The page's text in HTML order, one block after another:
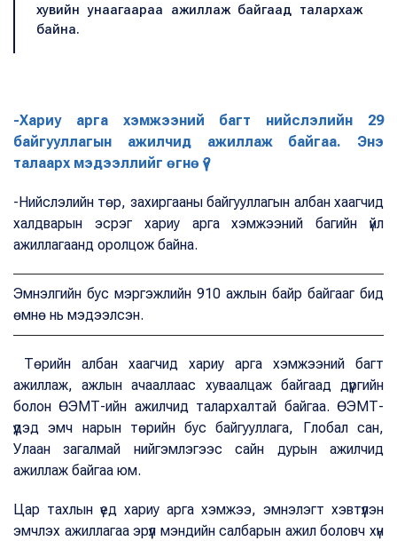
хувийн унаагаараа ажиллаж байгаад талархаж
байна.
-Хариу арга хэмжээний багт нийслэлийн 29
байгууллагын ажилчид ажиллаж байгаа. Энэ
талаарх мэдээллийг өгнө үү?
-Нийслэлийн төр, захиргааны байгууллагын албан хаагчид
халдварын эсрэг хариу арга хэмжээний багийн үйл
ажиллагаанд оролцож байна.
Эмнэлгийн бус мэргэжлийн 910 ажлын байр байгааг бид
өмнө нь мэдээлсэн.
Төрийн албан хаагчид хариу арга хэмжээний багт
ажиллаж, ажлын ачааллаас хуваалцаж байгаад дүүргийн
болон ӨЭМТ-ийн ажилчид талархалтай байгаа. ӨЭМТ-
үүдэд эмч нарын төрийн бус байгууллага, Глобал сан,
Улаан загалмай нийгэмлэгээс сайн дурын ажилчид
ажиллаж байгаа юм.
Цар тахлын үед хариу арга хэмжээ, эмнэлэгт хэвтүүлэн
эмчлэх ажиллагаа эрүүл мэндийн салбарын ажил боловч хүн